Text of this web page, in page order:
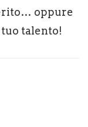
oppure
talento!